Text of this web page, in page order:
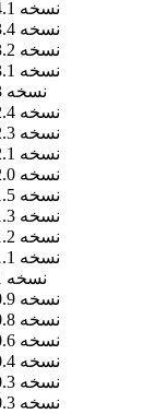
نسخه 1.4.1
نسخه 1.3.4
نسخه 1.3.2
نسخه 1.3.1
نسخه 1.3
نسخه 1.2.4
نسخه 1.2.3
نسخه 1.2.1
نسخه 1.2.0
نسخه 1.1.5
نسخه 1.1.3
نسخه 1.1.2
نسخه 1.1.1
نسخه 1.1
نسخه 1.0.9
نسخه 1.0.8
نسخه 1.0.6
نسخه 1.0.4
نسخه 1.0.3
نسخه 1.0.3